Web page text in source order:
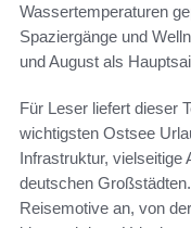
Wassertemperaturen
Spaziergänge und
und August als
Für Leser liefert dieser
wichtigsten Ostsee
Infrastruktur, vielseitige
deutschen
Reisemotive an, von